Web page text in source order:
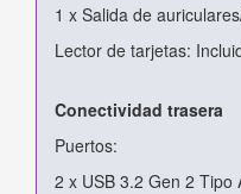
1 x Salida de
Lector de tarjetas:
Conectividad trasera
Puertos:
2 x USB 3.2 Gen 2 Tipo